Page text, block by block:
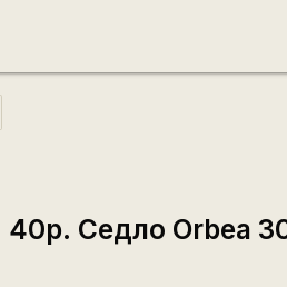
Седло Orbea